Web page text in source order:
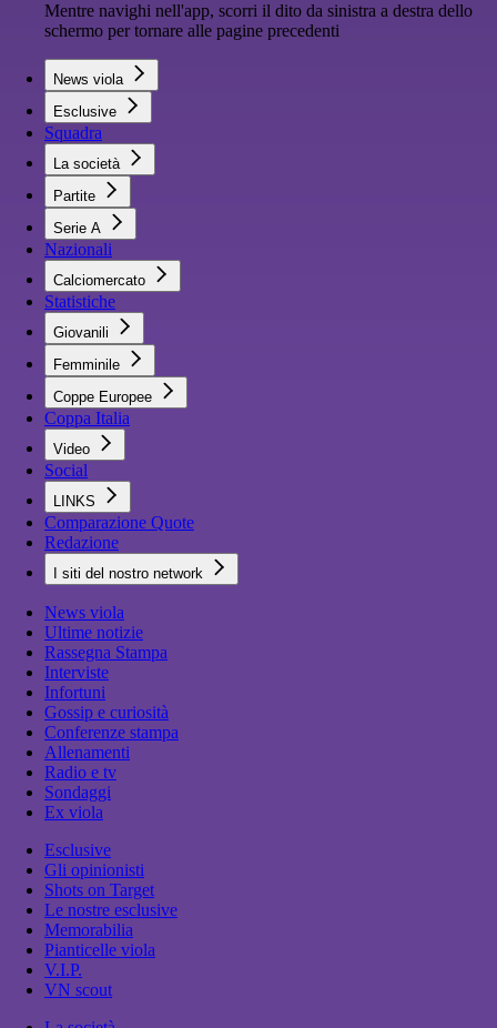
Mentre navighi nell'app, scorri il dito da sinistra a destra dello
schermo per tornare alle pagine precedenti
News viola
Esclusive
Squadra
La società
Partite
Serie A
Nazionali
Calciomercato
Statistiche
Giovanili
Femminile
Coppe Europee
Coppa Italia
Video
Social
LINKS
Comparazione Quote
Redazione
I siti del nostro network
News viola
Ultime notizie
Rassegna Stampa
Interviste
Infortuni
Gossip e curiosità
Conferenze stampa
Allenamenti
Radio e tv
Sondaggi
Ex viola
Esclusive
Gli opinionisti
Shots on Target
Le nostre esclusive
Memorabilia
Pianticelle viola
V.I.P.
VN scout